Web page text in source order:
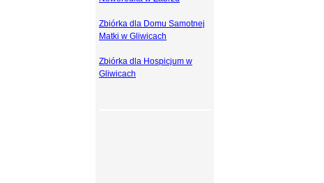
Zbiórka dla Domu Samotnej
Matki w Gliwicach
Zbiórka dla Hospicjum w
Gliwicach